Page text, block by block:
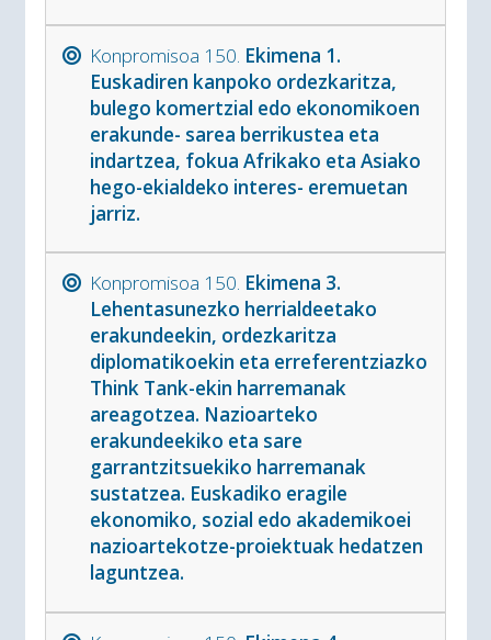
Konpromisoa 150. Ekimena 1.
Euskadiren kanpoko ordezkaritza,
bulego komertzial edo ekonomikoen
erakunde- sarea berrikustea eta
indartzea, fokua Afrikako eta Asiako
hego-ekialdeko interes- eremuetan
jarriz.
Konpromisoa 150. Ekimena 3.
Lehentasunezko herrialdeetako
erakundeekin, ordezkaritza
diplomatikoekin eta erreferentziazko
Think Tank-ekin harremanak
areagotzea. Nazioarteko
erakundeekiko eta sare
garrantzitsuekiko harremanak
sustatzea. Euskadiko eragile
ekonomiko, sozial edo akademikoei
nazioartekotze-proiektuak hedatzen
laguntzea.